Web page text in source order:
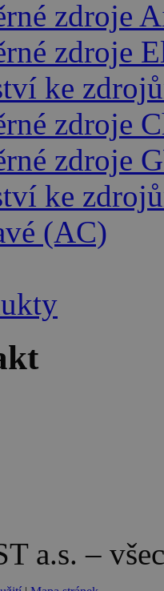
zdroje
zdroje
ke
zdroje
zdroje
ke
(AC)
a.s. –